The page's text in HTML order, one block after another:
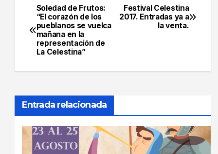
Navegación
de
entradas
Festival Celestina
2017. Entradas ya a
la venta.
Soledad de Frutos:
“El corazón de los
pueblanos se vuelca
mañana en la
representación de
La Celestina”
Entrada relacionada